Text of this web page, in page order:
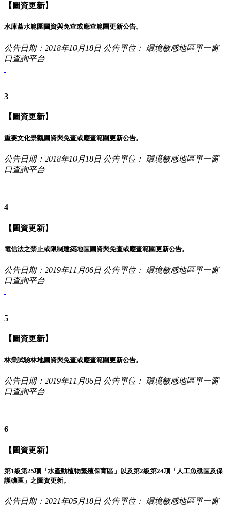
【圖資更新】
水庫蓄水範圍圖資與免查或應查範圍更新公告。
公告日期：2018年10月18日 公告單位： 環境敏感地區單一窗
口查詢平台
3
【圖資更新】
重要文化景觀圖資與免查或應查範圍更新公告。
公告日期：2018年10月18日 公告單位： 環境敏感地區單一窗
口查詢平台
4
【圖資更新】
電信法之禁止或限制建築地區圖資與免查或應查範圍更新公告。
公告日期：2019年11月06日 公告單位： 環境敏感地區單一窗
口查詢平台
5
【圖資更新】
林業試驗林地圖資與免查或應查範圍更新公告。
公告日期：2019年11月06日 公告單位： 環境敏感地區單一窗
口查詢平台
6
【圖資更新】
第1級第25項「水產動植物繁殖保育區」以及第2級第24項「人工魚礁區及保
護礁區」之圖資更新。
公告日期：2021年05月18日 公告單位： 環境敏感地區單一窗